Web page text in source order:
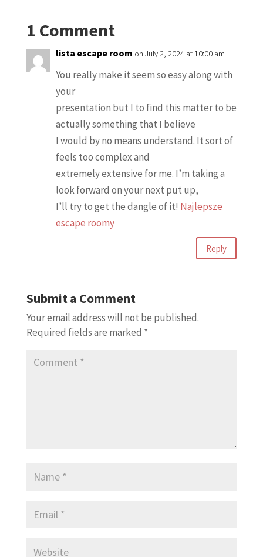
1 Comment
lista escape room on July 2, 2024 at 10:00 am
You really make it seem so easy along with
your
presentation but I to find this matter to be
actually something that I believe
I would by no means understand. It sort of
feels too complex and
extremely extensive for me. I’m taking a
look forward on your next put up,
I’ll try to get the dangle of it! Najlepsze
escape roomy
Reply
Submit a Comment
Your email address will not be published.
Required fields are marked *